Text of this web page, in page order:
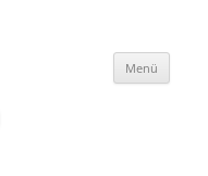
Menü